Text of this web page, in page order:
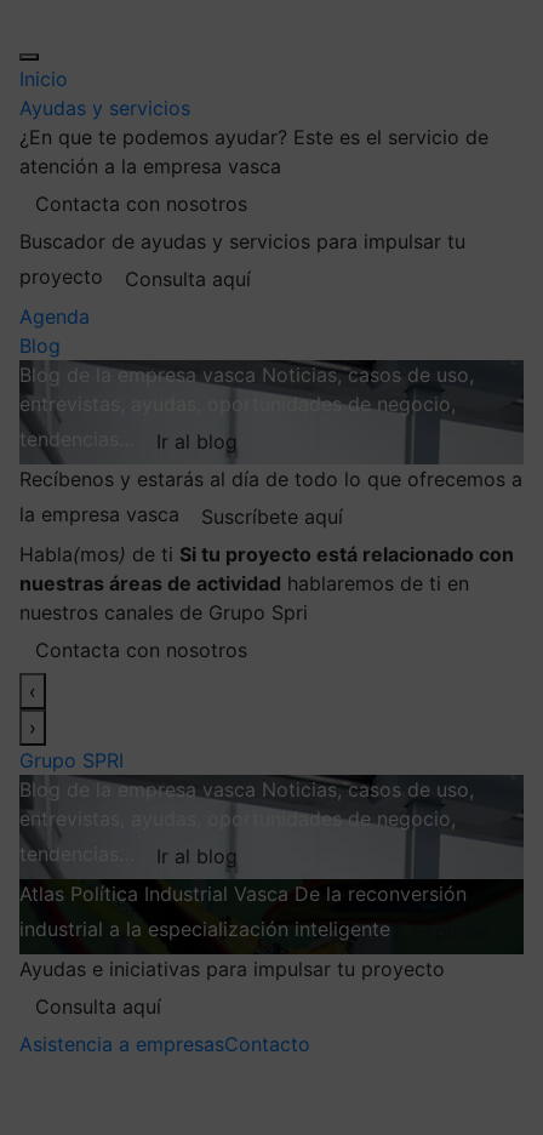
Inicio
Ayudas y servicios
¿En que te podemos ayudar? Este es el servicio de
atención a la empresa vasca
Contacta con nosotros
Buscador de ayudas y servicios para impulsar tu
proyecto
Consulta aquí
Agenda
Blog
Blog de la empresa vasca Noticias, casos de uso,
entrevistas, ayudas, oportunidades de negocio,
tendencias…
Ir al blog
Recíbenos y estarás al día de todo lo que ofrecemos a
la empresa vasca
Suscríbete aquí
Habla(mos) de ti Si tu proyecto está relacionado con
nuestras áreas de actividad hablaremos de ti en
nuestros canales de Grupo Spri
Contacta con nosotros
‹
›
Grupo SPRI
Blog de la empresa vasca Noticias, casos de uso,
entrevistas, ayudas, oportunidades de negocio,
tendencias…
Ir al blog
Atlas Política Industrial Vasca De la reconversión
industrial a la especialización inteligente
Ayudas e iniciativas para impulsar tu proyecto
Consulta aquí
Asistencia a empresasContacto